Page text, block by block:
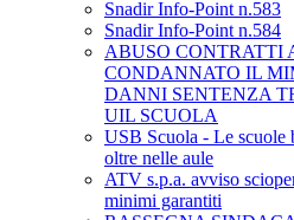
Snadir Info-Point n.583
Snadir Info-Point n.584
ABUSO CONTRATTI
CONDANNATO IL
DANNI SENTENZA
UIL SCUOLA
USB Scuola - Le scuole
oltre nelle aule
ATV s.p.a. avviso
minimi garantiti